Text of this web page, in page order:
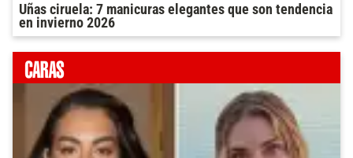
Uñas ciruela: 7 manicuras elegantes que son tendencia
en invierno 2026